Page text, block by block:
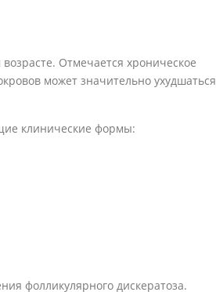
Отмечается хроническое
может значительно ухудшаться
клинические формы:
фолликулярного дискератоза.